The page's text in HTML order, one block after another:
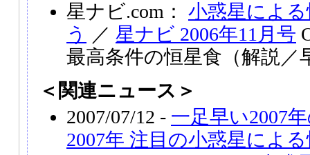
星ナビ.com： 小惑星によ
う
／ 星ナビ 2006年11月号
最高条件の恒星食（解説／
＜関連ニュース＞
2007/07/12 - 一足早い2007
2007年 注目の小惑星によ